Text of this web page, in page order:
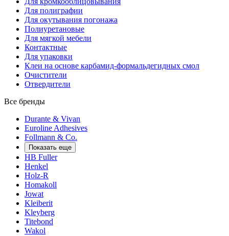
Для полиграфии
Для окутывания погонажа
Полиуретановые
Для мягкой мебели
Контактные
Для упаковки
Клеи на основе карбамид-формальдегидных смол
Очистители
Отвердители
Все бренды
Durante & Vivan
Euroline Adhesives
Follmann & Co.
Показать еще
HB Fuller
Henkel
Holz-R
Homakoll
Jowat
Kleiberit
Kleyberg
Titebond
Wakol